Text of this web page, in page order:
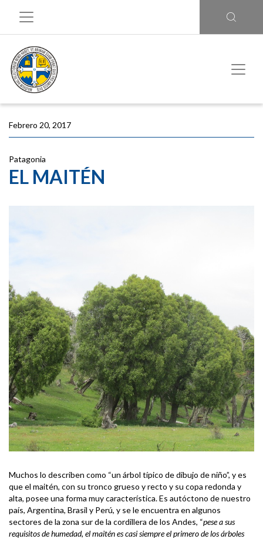
Febrero 20, 2017
Patagonia
EL MAITÉN
Muchos lo describen como “un árbol típico de dibujo de niño”, y es
que el maitén, con su tronco grueso y recto y su copa redonda y
alta, posee una forma muy característica. Es autóctono de nuestro
país, Argentina, Brasil y Perú, y se le encuentra en algunos
sectores de la zona sur de la cordillera de los Andes, “pese a sus
requisitos de humedad, el maitén es casi siempre el primero de los árboles